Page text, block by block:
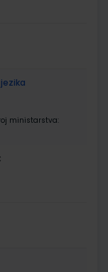
ministarstva: